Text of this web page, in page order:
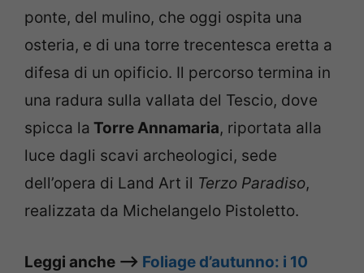
ponte, del mulino, che oggi ospita una
osteria, e di una torre trecentesca eretta a
difesa di un opificio. Il percorso termina in
una radura sulla vallata del Tescio, dove
spicca la Torre Annamaria, riportata alla
luce dagli scavi archeologici, sede
dell’opera di Land Art il Terzo Paradiso,
realizzata da Michelangelo Pistoletto.
Leggi anche –> Foliage d’autunno: i 10